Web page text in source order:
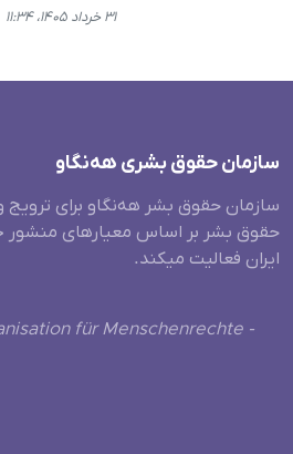
۳۱ خرداد ۱۴۰۵، ۱۱:۳۴
سازمان حقوق بشری هەنگاو
سازمان حقوق بشر هه‌نگاو برای ترویج
حقوق بشر بر اساس معیارهای منشور
ایران فعالیت میکند.
für Menschenrechte -